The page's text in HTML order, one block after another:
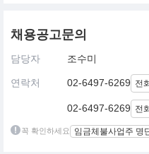
채용공고문의
담당자 조수미
연락처 02-6497-6269 전
02-6497-6269 전
꼭 확인하세요 임금체불사업주 명